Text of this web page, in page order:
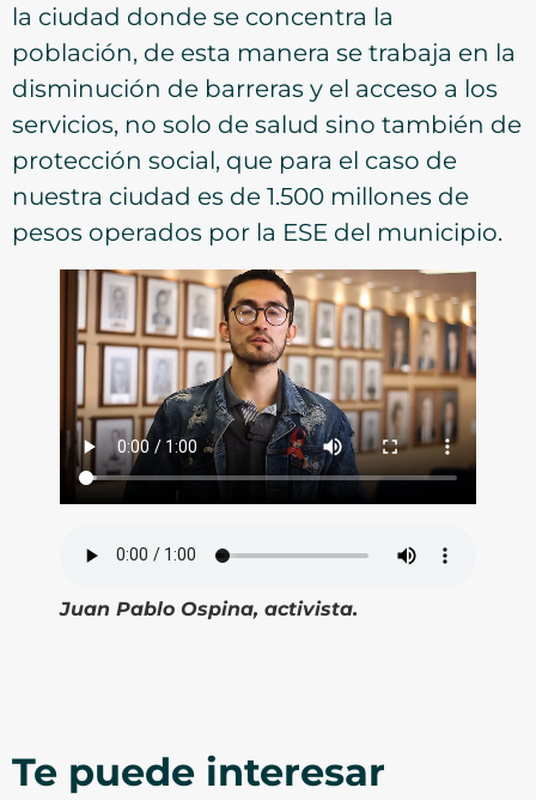
la ciudad donde se concentra la
población, de esta manera se trabaja en la
disminución de barreras y el acceso a los
servicios, no solo de salud sino también de
protección social, que para el caso de
nuestra ciudad es de 1.500 millones de
pesos operados por la ESE del municipio.
Juan Pablo Ospina, activista.
Te puede interesar